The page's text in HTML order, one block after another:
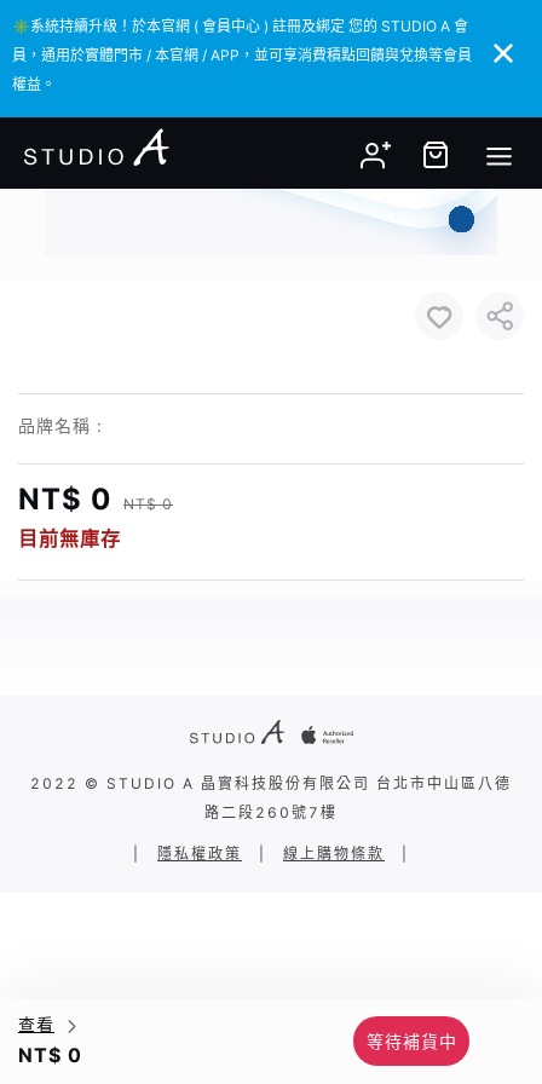
✳️系統持續升級！於本官網 ( 會員中心 ) 註冊及綁定 您的 STUDIO A 會
員，通用於實體門市 / 本官網 / APP，並可享消費積點回饋與兌換等會員
權益。
✳️系統持續升級！於本官網 ( 會員中心 ) 註冊及綁定 您的 STUDIO A 會
員，通用於實體門市 / 本官網 / APP，並可享消費積點回饋與兌換等會員
權益。
品牌名稱 :
NT$ 0 NT$ 0
目前無庫存
查看
NT$ 0
等待補貨中
2022 © STUDIO A 晶實科技股份有限公司 台北市中山區八德
路二段260號7樓
隱私權政策 線上購物條款